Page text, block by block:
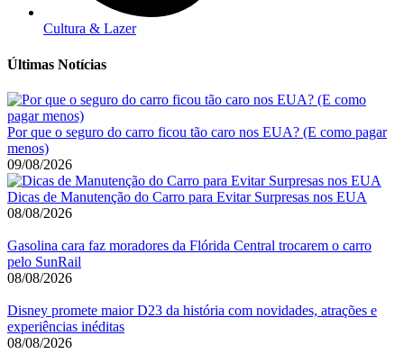
Cultura & Lazer
Últimas Notícias
Por que o seguro do carro ficou tão caro nos EUA? (E como pagar
menos)
09/08/2026
Dicas de Manutenção do Carro para Evitar Surpresas nos EUA
08/08/2026
Gasolina cara faz moradores da Flórida Central trocarem o carro
pelo SunRail
08/08/2026
Disney promete maior D23 da história com novidades, atrações e
experiências inéditas
08/08/2026